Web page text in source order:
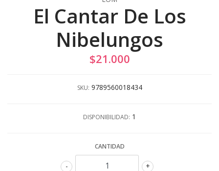
El Cantar De Los
Nibelungos
$21.000
SKU: 9789560018434
DISPONIBILIDAD: 1
CANTIDAD
+
-